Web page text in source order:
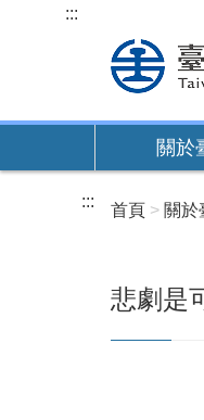
內
:::
關於
::: 首頁 關於
悲劇是